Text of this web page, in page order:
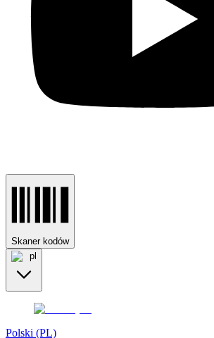
Skaner kodów
pl
Polski (PL)